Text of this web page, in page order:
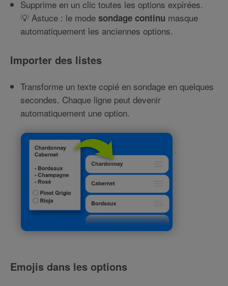
Supprime en un clic toutes les options expirées.
💡 Astuce : le mode sondage continu masque
automatiquement les anciennes options.
Importer des listes
Transforme un texte copié en sondage en quelques
secondes. Chaque ligne peut devenir
automatiquement une option.
Emojis dans les options